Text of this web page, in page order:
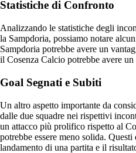
Statistiche di Confronto
Analizzando le statistiche degli
la Sampdoria, possiamo notare
Sampdoria potrebbe avere un
il Cosenza Calcio potrebbe avere
Goal Segnati e Subiti
Un altro aspetto importante da
dalle due squadre nei rispettivi
un attacco più prolifico rispetto al
potrebbe essere meno solida.
landamento di una partita e il